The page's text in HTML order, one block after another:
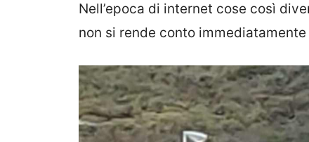
Nell’epoca di internet cose così
non si rende conto